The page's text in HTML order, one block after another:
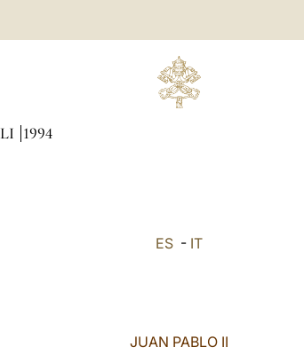
1994
ES- IT
JUAN PABLO II